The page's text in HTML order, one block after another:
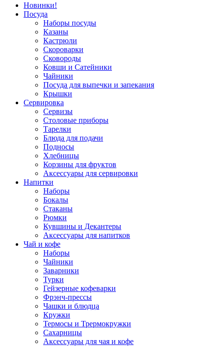
Новинки!
Посуда
Наборы посуды
Казаны
Кастрюли
Скороварки
Сковороды
Ковши и Сатейники
Чайники
Посуда для выпечки и запекания
Крышки
Сервировка
Сервизы
Столовые приборы
Тарелки
Блюда для подачи
Подносы
Хлебницы
Корзины для фруктов
Аксессуары для сервировки
Напитки
Наборы
Бокалы
Стаканы
Рюмки
Кувшины и Декантеры
Аксессуары для напитков
Чай и кофе
Наборы
Чайники
Заварники
Турки
Гейзерные кофеварки
Фрэнч-прессы
Чашки и блюдца
Кружки
Термосы и Трермокружки
Сахарницы
Аксессуары для чая и кофе